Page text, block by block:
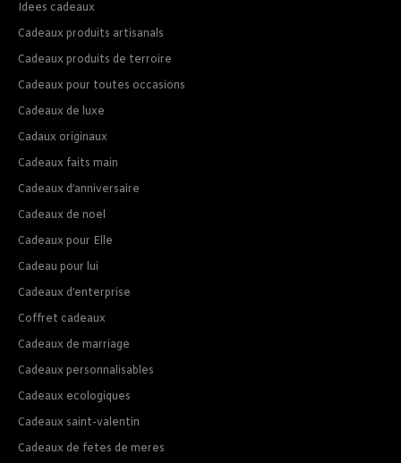
Idees cadeaux
Cadeaux produits artisanals
Cadeaux produits de terroire
Cadeaux pour toutes occasions
Cadeaux de luxe
Cadaux originaux
Cadeaux faits main
Cadeaux d’anniversaire
Cadeaux de noel
Cadeaux pour Elle
Cadeau pour lui
Cadeaux d’enterprise
Coffret cadeaux
Cadeaux de marriage
Cadeaux personnalisables
Cadeaux ecologiques
Cadeaux saint-valentin
Cadeaux de fetes de meres